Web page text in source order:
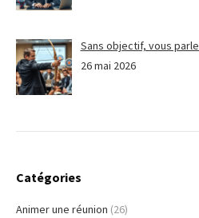
Sans objectif, vous
26 mai 2026
Catégories
Animer une réunion (26)